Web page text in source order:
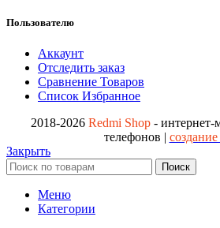
Пользователю
Аккаунт
Отследить заказ
Сравнение Товаров
Список Избранное
2018-2026 Redmi Shop - интернет-
телефонов | создание
Закрыть
Поиск
Меню
Категории